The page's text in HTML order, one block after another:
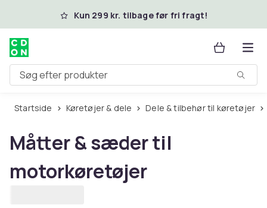
Spring til hovedindhold
Kun 299 kr. tilbage før fri fragt!
Søg efter produkter
Startside Køretøjer & dele Dele & tilbehør til køretøjer
Måtter & sæder til
motorkøretøjer